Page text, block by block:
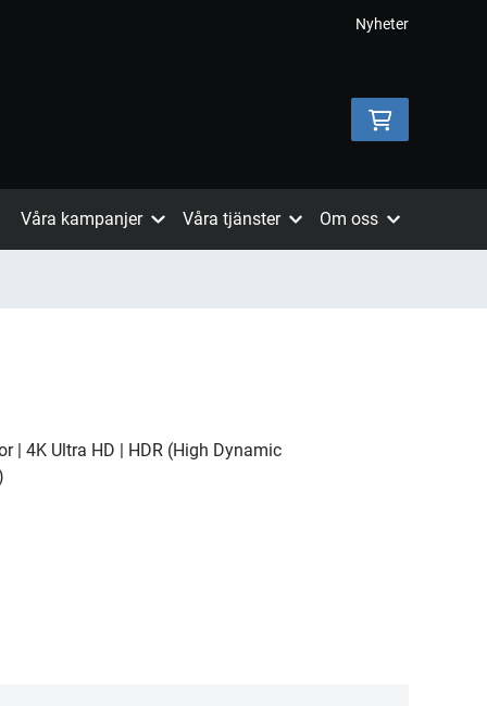
Nyheter
Våra kampanjer Våra tjänster Om oss
| 4K Ultra HD | HDR (High Dynamic